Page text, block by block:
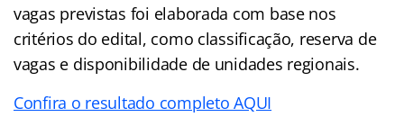
vagas previstas foi elaborada com base nos
critérios do edital, como classificação, reserva de
vagas e disponibilidade de unidades regionais.
Confira o resultado completo AQUI